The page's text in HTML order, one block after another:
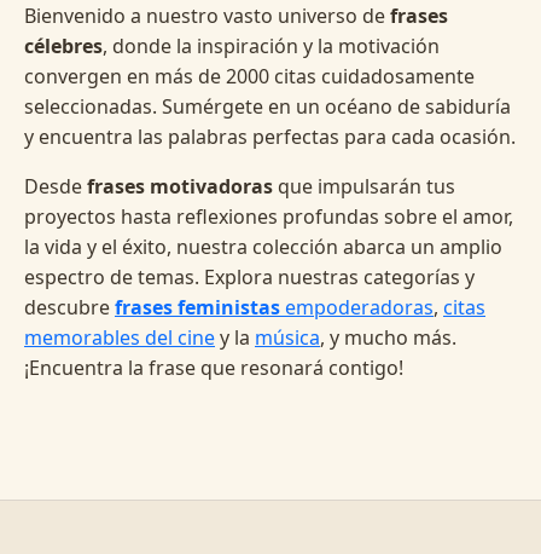
Bienvenido a nuestro vasto universo defrases
célebres, donde la inspiración y la motivación
convergen en más de 2000 citas cuidadosamente
seleccionadas. Sumérgete en un océano de sabiduría
y encuentra las palabras perfectas para cada ocasión.
Desdefrases motivadoras que impulsarán tus
proyectos hasta reflexiones profundas sobre el amor,
la vida y el éxito, nuestra colección abarca un amplio
espectro de temas. Explora nuestras categorías y
descubrefrases feministasempoderadoras, citas
memorables del ciney la música, y mucho más.
¡Encuentra la frase que resonará contigo!